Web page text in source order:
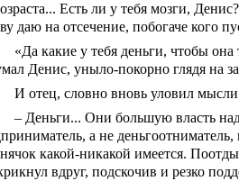
Есть ли у тебя мозги,
даю на отсечение, побогаче кого
«Да какие у тебя деньги, чтобы
Денис, уныло-покорно глядя на
И отец, словно вновь уловил
– Деньги... Они большую власть
а не
какой-никакой имеется.
вдруг, подскочив и резко